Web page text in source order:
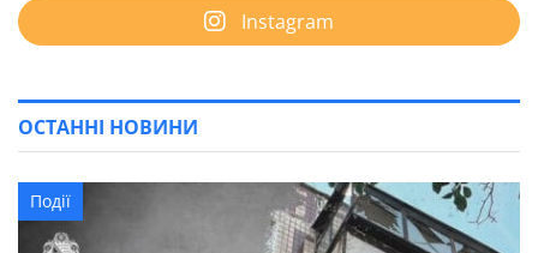
Instagram
ОСТАННІ НОВИНИ
Події